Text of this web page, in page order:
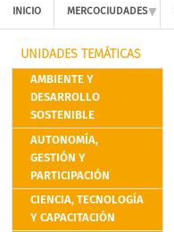
INICIO MERCOCIUDADES
UNIDADES TEMÁTICAS
AMBIENTE Y
DESARROLLO
SOSTENIBLE
AUTONOMÍA,
GESTIÓN Y
PARTICIPACIÓN
CIENCIA, TECNOLOGÍA
Y CAPACITACIÓN